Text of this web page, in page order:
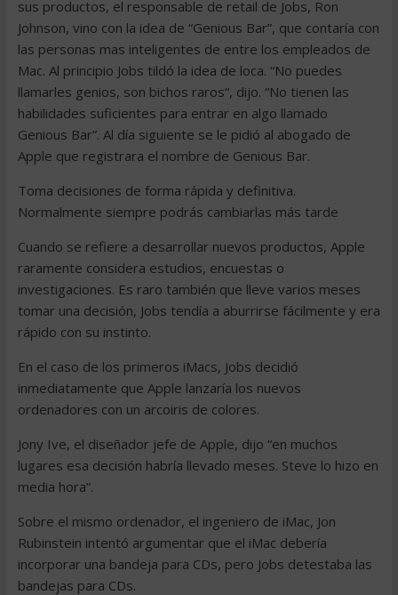
sus productos, el responsable de retail de Jobs, Ron
Johnson, vino con la idea de “Genious Bar”, que contaría con
las personas mas inteligentes de entre los empleados de
Mac. Al principio Jobs tildó la idea de loca. “No puedes
llamarles genios, son bichos raros“, dijo. “No tienen las
habilidades suficientes para entrar en algo llamado
Genious Bar”. Al día siguiente se le pidió al abogado de
Apple que registrara el nombre de Genious Bar.
Toma decisiones de forma rápida y definitiva.
Normalmente siempre podrás cambiarlas más tarde
Cuando se refiere a desarrollar nuevos productos, Apple
raramente considera estudios, encuestas o
investigaciones. Es raro también que lleve varios meses
tomar una decisión, Jobs tendía a aburrirse fácilmente y era
rápido con su instinto.
En el caso de los primeros iMacs, Jobs decidió
inmediatamente que Apple lanzaría los nuevos
ordenadores con un arcoiris de colores.
Jony Ive, el diseñador jefe de Apple, dijo “en muchos
lugares esa decisión habría llevado meses. Steve lo hizo en
media hora”.
Sobre el mismo ordenador, el ingeniero de iMac, Jon
Rubinstein intentó argumentar que el iMac debería
incorporar una bandeja para CDs, pero Jobs detestaba las
bandejas para CDs.